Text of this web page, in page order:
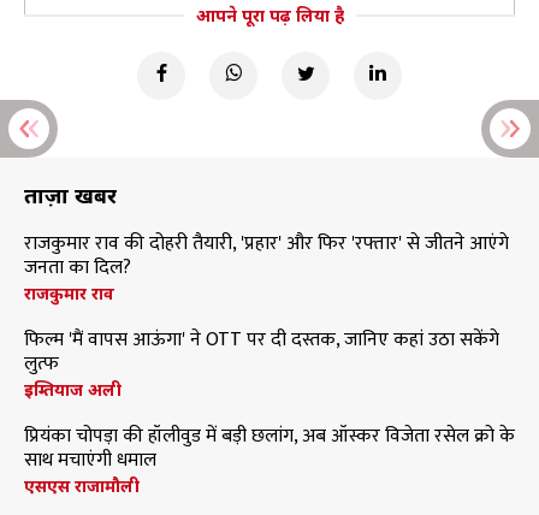
आपने पूरा पढ़ लिया है
ताज़ा खबरें
राजकुमार राव की दोहरी तैयारी, 'प्रहार' और फिर 'रफ्तार' से जीतने आएंगे
जनता का दिल?
राजकुमार राव
फिल्म 'मैं वापस आऊंगा' ने OTT पर दी दस्तक, जानिए कहां उठा सकेंगे
लुत्फ
इम्तियाज अली
प्रियंका चोपड़ा की हॉलीवुड में बड़ी छलांग, अब ऑस्कर विजेता रसेल क्रो के
साथ मचाएंगी धमाल
एसएस राजामौली